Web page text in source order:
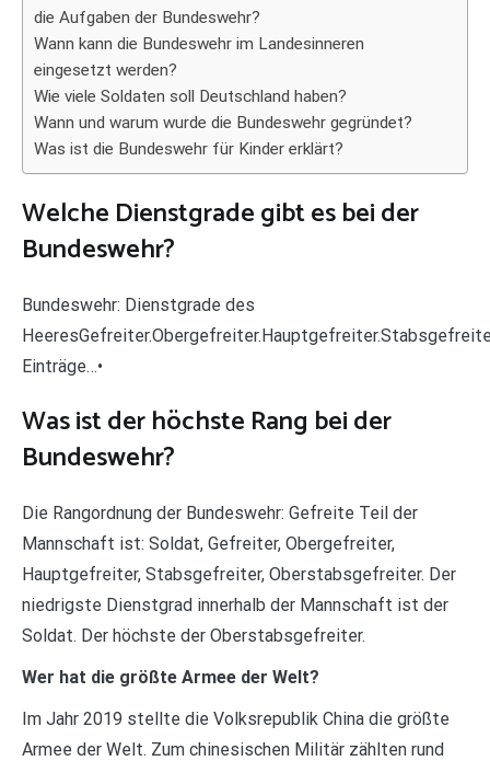
die Aufgaben der Bundeswehr?
Wann kann die Bundeswehr im Landesinneren
eingesetzt werden?
Wie viele Soldaten soll Deutschland haben?
Wann und warum wurde die Bundeswehr gegründet?
Was ist die Bundeswehr für Kinder erklärt?
Welche Dienstgrade gibt es bei der
Bundeswehr?
Bundeswehr: Dienstgrade des
Einträge…•
Was ist der höchste Rang bei der
Bundeswehr?
Die Rangordnung der Bundeswehr: Gefreite Teil der
Mannschaft ist: Soldat, Gefreiter, Obergefreiter,
Hauptgefreiter, Stabsgefreiter, Oberstabsgefreiter. Der
niedrigste Dienstgrad innerhalb der Mannschaft ist der
Soldat. Der höchste der Oberstabsgefreiter.
Wer hat die größte Armee der Welt?
Im Jahr 2019 stellte die Volksrepublik China die größte
Armee der Welt. Zum chinesischen Militär zählten rund